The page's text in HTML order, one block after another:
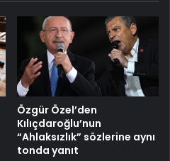
Özgür Özel’den
Kılıçdaroğlu’nun
“Ahlaksızlık” sözlerine aynı
tonda yanıt